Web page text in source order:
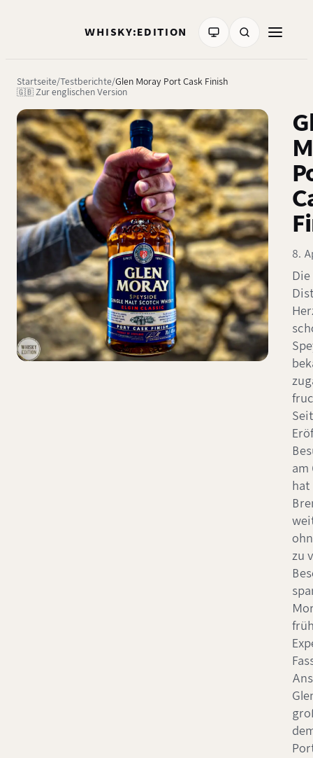
WHISKY:EDITION
Startseite Testberichte Glen Moray Port Cask Finish
🇬🇧 Zur englischen Version
8.
Die
am
zu